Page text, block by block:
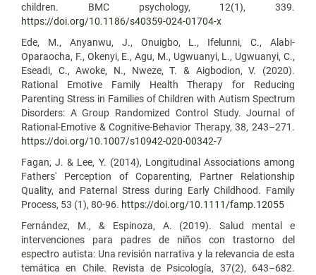
children. BMC psychology, 12(1), 339.
https://doi.org/10.1186/s40359-024-01704-x
Ede, M., Anyanwu, J., Onuigbo, L., Ifelunni, C., Alabi-
Oparaocha, F., Okenyi, E., Agu, M., Ugwuanyi, L., Ugwuanyi, C.,
Eseadi, C., Awoke, N., Nweze, T. & Aigbodion, V. (2020).
Rational Emotive Family Health Therapy for Reducing
Parenting Stress in Families of Children with Autism Spectrum
Disorders: A Group Randomized Control Study. Journal of
Rational-Emotive & Cognitive-Behavior Therapy, 38, 243–271.
https://doi.org/10.1007/s10942-020-00342-7
Fagan, J. & Lee, Y. (2014), Longitudinal Associations among
Fathers' Perception of Coparenting, Partner Relationship
Quality, and Paternal Stress during Early Childhood. Family
Process, 53 (1), 80-96. https://doi.org/10.1111/famp.12055
Fernández, M., & Espinoza, A. (2019). Salud mental e
intervenciones para padres de niños con trastorno del
espectro autista: Una revisión narrativa y la relevancia de esta
temática en Chile. Revista de Psicología, 37(2), 643–682.